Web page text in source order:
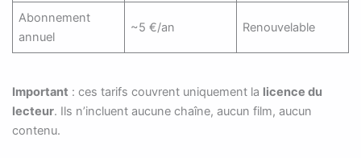
Abonnement
annuel
~5 €/an Renouvelable
Important : ces tarifs couvrent uniquement la licence du
lecteur. Ils n’incluent aucune chaîne, aucun film, aucun
contenu.